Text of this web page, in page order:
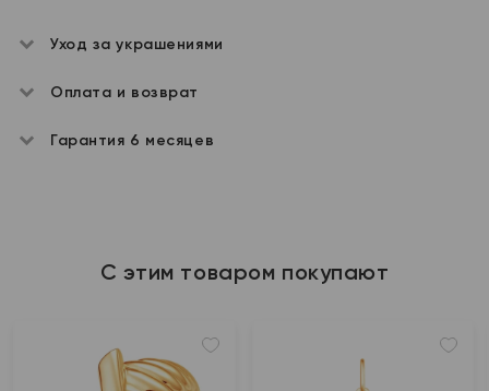
Уход за украшениями
Оплата и возврат
Гарантия 6 месяцев
С этим товаром покупают